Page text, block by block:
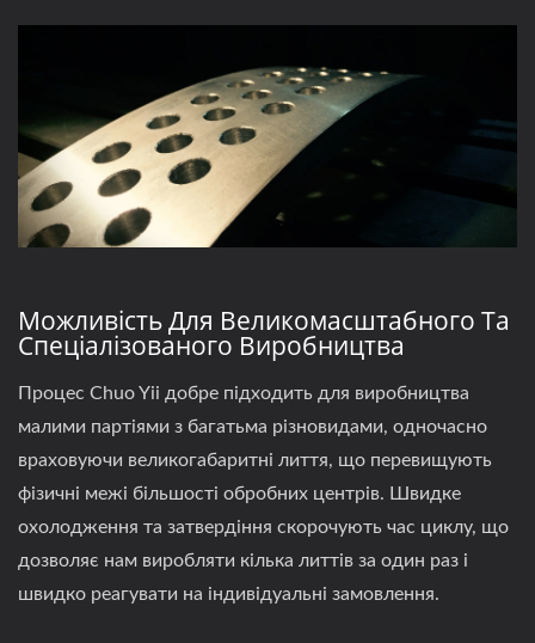
Можливість Для Великомасштабного Та
Спеціалізованого Виробництва
Процес Chuo Yii добре підходить для виробництва
малими партіями з багатьма різновидами, одночасно
враховуючи великогабаритні лиття, що перевищують
фізичні межі більшості обробних центрів. Швидке
охолодження та затвердіння скорочують час циклу, що
дозволяє нам виробляти кілька литтів за один раз і
швидко реагувати на індивідуальні замовлення.